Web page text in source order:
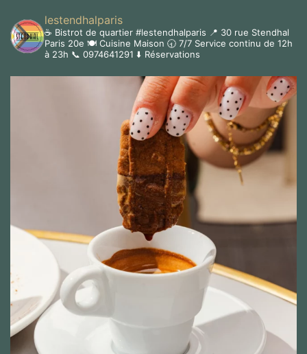
lestendhalparis
☕️ Bistrot de quartier #lestendhalparis 📍 30 rue Stendhal
Paris 20e 🍽 Cuisine Maison 🕣 7/7 Service continu de 12h
à 23h 📞 0974641291 ⬇️ Réservations